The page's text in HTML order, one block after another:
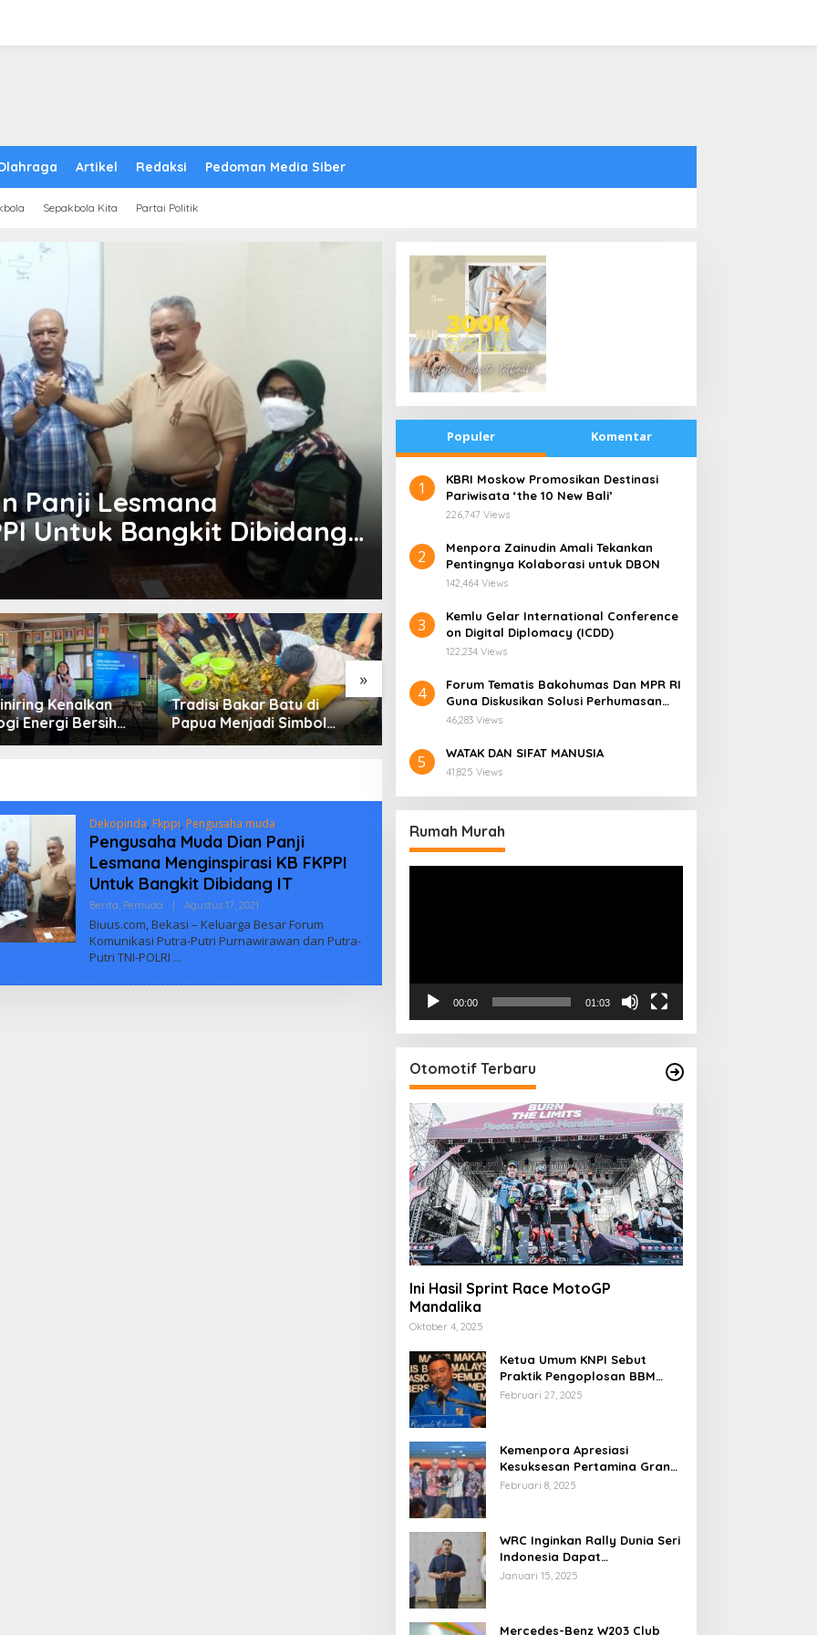
Artikel Redaksi Pedoman Media Siber
Sepakbola Kita Partai Politik
Panji Lesmana
Untuk Bangkit Dibidang
»
Kenalkan
Energi Bersih
Pelajar Jakarta
Tradisi Bakar Batu di
Papua Menjadi Simbol
Perdamaian
Kemana Harga Saham
RANS, Investor Perlu
Menghindari Spekulasi
Berlebihan
PLN Enjiniring Perluas
Dekopinda, Fkppi, Pengusaha muda
Pengusaha Muda Dian Panji
Lesmana Menginspirasi KB FKPPI
Untuk Bangkit Dibidang IT
Berita, Pemuda Agustus 17, 2021Oleh
Indonesia
Biuus.com, Bekasi – Keluarga Besar Forum
Komunikasi Putra-Putri Purnawirawan dan Putra-
Putri TNI-POLRI
Populer Komentar
1
​KBRI Moskow Promosikan Destinasi
Pariwisata ‘the 10 New Bali’
226,747 Views
2
​Menpora Zainudin Amali Tekankan
Pentingnya Kolaborasi untuk DBON
142,464 Views
3
​Kemlu Gelar International Conference
on Digital Diplomacy (ICDD)
122,234 Views
4
Forum Tematis Bakohumas Dan MPR RI
Guna Diskusikan Solusi Perhumasan
Juga Tuk Perkuat Lembaga Masing –
46,283 Views
5 WATAK DAN SIFAT MANUSIA
41,825 Views
Rumah Murah
00:00 01:03
Otomotif Terbaru
Ini Hasil Sprint Race MotoGP
Mandalika
Oktober 4, 2025
Ketua Umum KNPI Sebut
Praktik Pengoplosan BBM
Cederai Kepercayaan
Februari 27, 2025
Kemenpora Apresiasi
Kesuksesan Pertamina Grand
Prix of Indonesia 2024
Februari 8, 2025
WRC Inginkan Rally Dunia Seri
Indonesia Dapat
Terselenggara 2026
Januari 15, 2025
Mercedes-Benz W203 Club